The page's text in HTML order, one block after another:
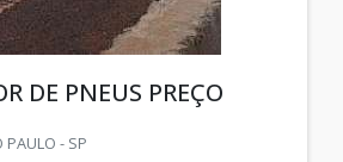
DE PNEUS PREÇO
PAULO - SP